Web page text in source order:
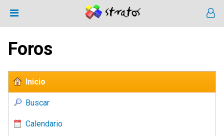
Foros
Inicio
Buscar
Calendario